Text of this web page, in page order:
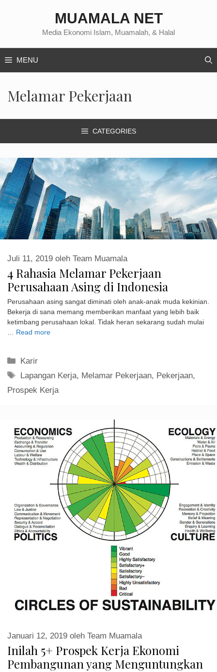
MUAMALA NET
Media Ekonomi Islam, Muamalah, & Halal
MENU
Melamar Pekerjaan
CATEGORIES
4 Rahasia Melamar Pekerjaan
Perusahaan Asing di Indonesia
Juli 11, 2019 oleh Team Muamala
Perusahaan asing sangat diminati oleh anak-anak muda kekinian.
Bekerja di sana memang memberikan manfaat yang lebih baik
ketimbang perusahaan lokal. Tidak heran sekarang sudah mulai
Read more
Kategori
Karir
Tag
Lapangan Kerja, Melamar Pekerjaan, Pekerjaan,
Prospek Kerja
Inilah 5+ Prospek Kerja Ekonomi
Pembangunan yang Menguntungkan
Januari 12, 2019 oleh Team Muamala